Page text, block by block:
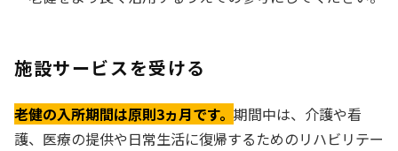
施設サービスを受ける
老健の入所期間は原則3ヵ月です。 期間中は、介護や看
護、医療の提供や日常生活に復帰するためのリハビリテー